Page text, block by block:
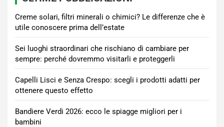
Creme solari, filtri minerali o chimici? Le differenze che è
utile conoscere prima dell’estate
Sei luoghi straordinari che rischiano di cambiare per
sempre: perché dovremmo visitarli e proteggerli
Capelli Lisci e Senza Crespo: scegli i prodotti adatti per
ottenere questo effetto
Bandiere Verdi 2026: ecco le spiagge migliori per i
bambini